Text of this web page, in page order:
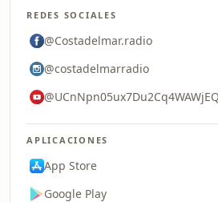
REDES SOCIALES
@Costadelmar.radio
@costadelmarradio
APLICACIONES
App Store
Google Play